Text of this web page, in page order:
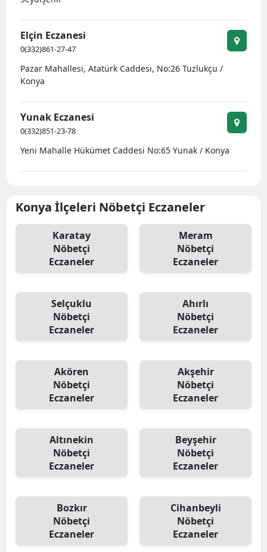
Elçin Eczanesi
0(332)861-27-47
Pazar Mahallesi, Atatürk Caddesi, No:26 Tuzlukçu /
Konya
Yunak Eczanesi
0(332)851-23-78
Yeni Mahalle Hükümet Caddesi No:65 Yunak / Konya
Konya İlçeleri Nöbetçi Eczaneler
Karatay
Nöbetçi
Eczaneler
Meram
Nöbetçi
Eczaneler
Selçuklu
Nöbetçi
Eczaneler
Ahırlı
Nöbetçi
Eczaneler
Akören
Nöbetçi
Eczaneler
Akşehir
Nöbetçi
Eczaneler
Altınekin
Nöbetçi
Eczaneler
Beyşehir
Nöbetçi
Eczaneler
Bozkır
Nöbetçi
Eczaneler
Cihanbeyli
Nöbetçi
Eczaneler